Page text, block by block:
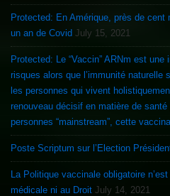
Protected: En Amérique, près de cent
un an de Covid July 15, 2021
Protected: Le “Vaccin” ARNm est
risques alors que l’immunité naturelle
les personnes qui vivent
renouveau décisif en matière de santé publique, pour
personnes “mainstream”, cette
Poste Scriptum sur l’Election
La Politique vaccinale obligatoire
médicale ni au Droit July 14, 2021